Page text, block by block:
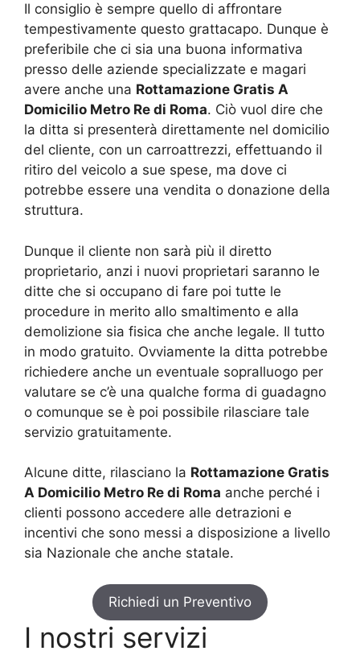
Il consiglio è sempre quello di affrontare
tempestivamente questo grattacapo. Dunque è
preferibile che ci sia una buona informativa
presso delle aziende specializzate e magari
avere anche una Rottamazione Gratis A
Domicilio Metro Re di Roma. Ciò vuol dire che
la ditta si presenterà direttamente nel domicilio
del cliente, con un carroattrezzi, effettuando il
ritiro del veicolo a sue spese, ma dove ci
potrebbe essere una vendita o donazione della
struttura.
Dunque il cliente non sarà più il diretto
proprietario, anzi i nuovi proprietari saranno le
ditte che si occupano di fare poi tutte le
procedure in merito allo smaltimento e alla
demolizione sia fisica che anche legale. Il tutto
in modo gratuito. Ovviamente la ditta potrebbe
richiedere anche un eventuale sopralluogo per
valutare se c’è una qualche forma di guadagno
o comunque se è poi possibile rilasciare tale
servizio gratuitamente.
Alcune ditte, rilasciano la Rottamazione Gratis
A Domicilio Metro Re di Roma anche perché i
clienti possono accedere alle detrazioni e
incentivi che sono messi a disposizione a livello
sia Nazionale che anche statale.
Richiedi un Preventivo
I nostri servizi